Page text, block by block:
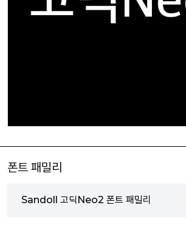
폰트 패밀리
Sandoll 고딕Neo2 폰트 패밀리